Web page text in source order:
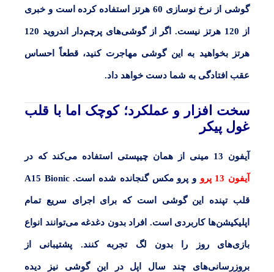
گوشی از نرخ نوسازی استفاده کرده است و خبری
از 120 هرتز نیست. اگر از گوشی‌های پرچم‌دار اندروید 120
هرتز بخواهید به این گوشی مهاجرت کنید، قطعاً احساس
عقب افتادگی به شما دست خواهد داد.
سخت افزار و عملکرد؛ کوچک اما با قلب
غول پیکر
آیفون 13 مینی از همان چیپستی استفاده می‌کند که در
آیفون 13 پرو و پرو مکس گنجانده شده است.A15 Bionic
قلب تپنده این گوشی است که برای اجرای سریع تمام
اپلیکیشن‌ها کاربردی است. افراد بدون دغدغه می‌توانند انواع
بازی‌های روز را بدون لگ تجربه کنند. پشتیبانی از
بروزرسانی‌های چند سال اپل در این گوشی نیز دیده